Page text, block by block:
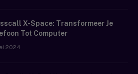
X-Space: Transformeer Je
Tot Computer
2024